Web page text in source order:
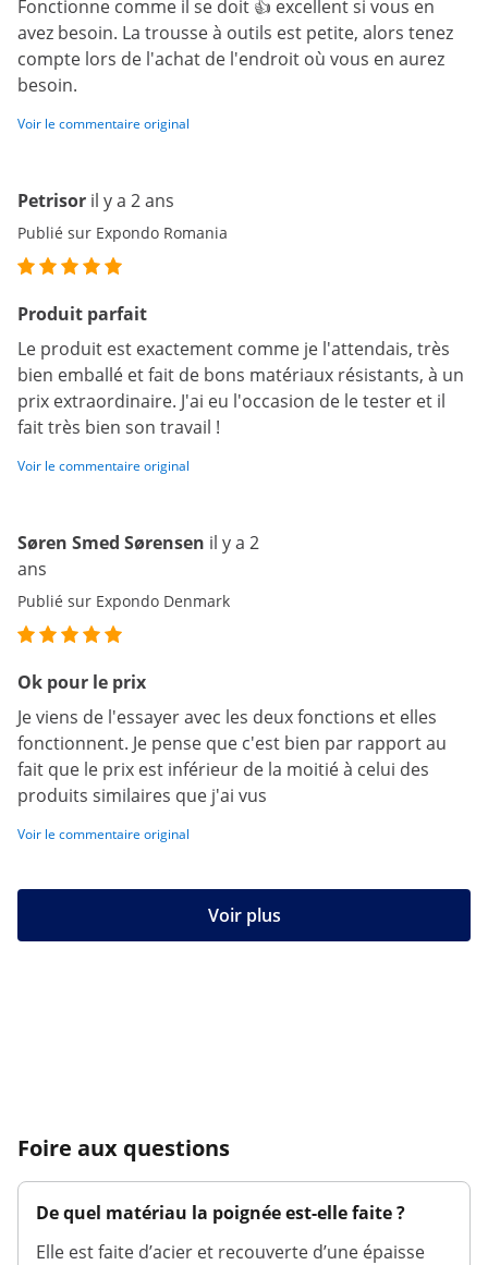
Fonctionne comme il se doit 👍 excellent si vous en
avez besoin. La trousse à outils est petite, alors tenez
compte lors de l'achat de l'endroit où vous en aurez
besoin.
Voir le commentaire original
Petrisor il y a 2 ans
Publié sur Expondo Romania
Produit parfait
Le produit est exactement comme je l'attendais, très
bien emballé et fait de bons matériaux résistants, à un
prix extraordinaire. J'ai eu l'occasion de le tester et il
fait très bien son travail !
Voir le commentaire original
Søren Smed Sørensen il y a 2
ans
Publié sur Expondo Denmark
Ok pour le prix
Je viens de l'essayer avec les deux fonctions et elles
fonctionnent. Je pense que c'est bien par rapport au
fait que le prix est inférieur de la moitié à celui des
produits similaires que j'ai vus
Voir le commentaire original
Voir plus
Foire aux questions
De quel matériau la poignée est-elle faite ?
Elle est faite d’acier et recouverte d’une épaisse